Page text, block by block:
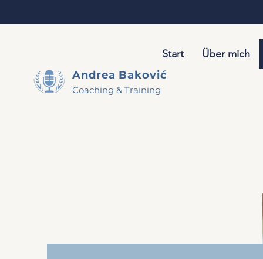
Andrea Baković
Coaching & Training
Start Über mich